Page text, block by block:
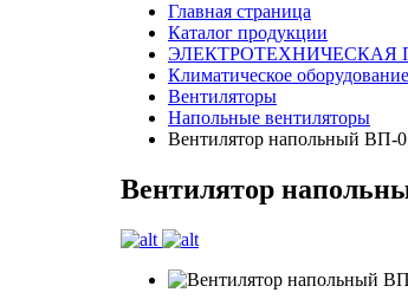
Главная страница
Каталог продукции
ЭЛЕКТРОТЕХНИЧЕСКАЯ
Климатическое оборудование
Вентиляторы
Напольные вентиляторы
Вентилятор напольный ВП-
Вентилятор